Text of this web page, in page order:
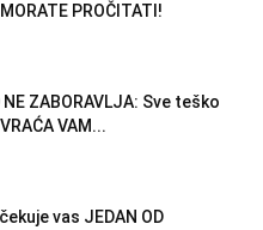
PROČITATI!
NE ZABORAVLJA: Sve teško
VAM...
vas JEDAN OD